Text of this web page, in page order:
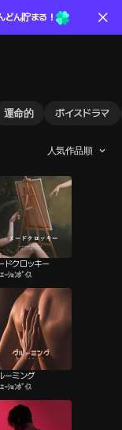
どん貯まる！
運命的 ボイスドラマ
人気作品順
ドクロッキー
ｰｼｮﾝﾎﾞｲｽ
ーミング
ｰｼｮﾝﾎﾞｲｽ